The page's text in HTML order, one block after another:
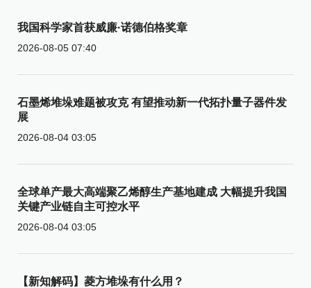
我国科学家首获威廉·诺德伯格奖章
2026-08-05 07:40
石墨烯堆垛难题被攻克 有望推动新一代拓扑量子器件发
展
2026-08-04 03:05
全球单产最大高端聚乙烯醇生产基地建成 大幅提升我国
关键产业链自主可控水平
2026-08-04 03:05
【新知解码】菱方堆垛有什么用？